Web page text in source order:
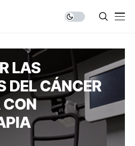
LAS
DEL CÁNCER